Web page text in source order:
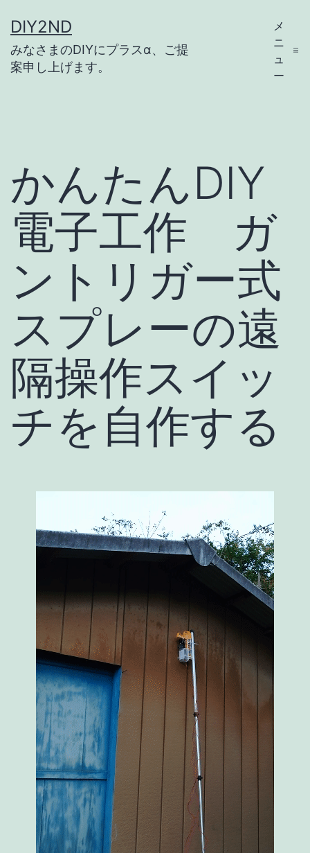
ン
テ
キ
ッ
DIY2ND
みなさまのDIYにプラスα、ご提
案申し上げます。
メ
ニ
ュ
ー
かんたんDIY
電子工作 ガ
ントリガー式
スプレーの遠
隔操作スイッ
チを自作する